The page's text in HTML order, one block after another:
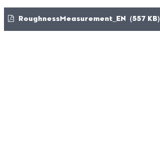
RoughnessMeasurement_EN (557 KB)